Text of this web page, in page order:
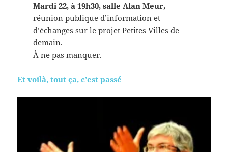
Mardi 22, à 19h30, salle Alan Meur,
réunion publique d’information et
d’échanges sur le projet Petites Villes de
demain.
À ne pas manquer.
Et voilà, tout ça, c’est passé